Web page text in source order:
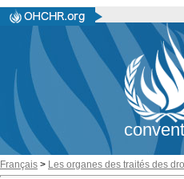
Français > Les organes des traités des